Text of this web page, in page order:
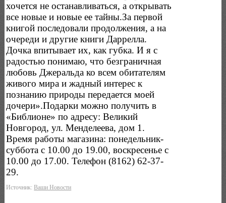
хочется не останавливаться, а открывать
все новые и новые ее тайны.За первой
книгой последовали продолжения, а на
очереди и другие книги Даррелла.
Дочка впитывает их, как губка. И я с
радостью понимаю, что безграничная
любовь Джеральда ко всем обитателям
живого мира и жадный интерес к
познанию природы передается моей
дочери».Подарки можно получить в
«Библионе» по адресу: Великий
Новгород, ул. Менделеева, дом 1.
Время работы магазина: понедельник-
суббота с 10.00 до 19.00, воскресенье с
10.00 до 17.00. Телефон (8162) 62-37-
29.
Источник:Ваши Новости